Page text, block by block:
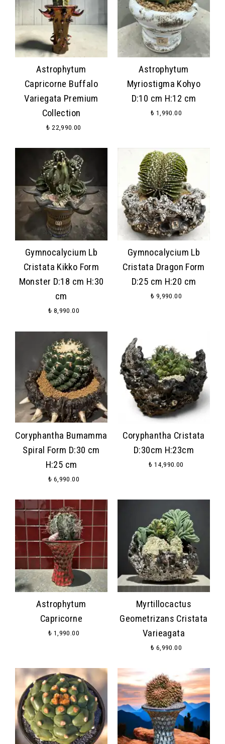
Astrophytum
Capricorne Buffalo
Variegata Premium
Collection
₺ 22,990.00
Astrophytum
Myriostigma Kohyo
D:10 cm H:12 cm
₺ 1,990.00
Gymnocalycium Lb
Cristata Kikko Form
Monster D:18 cm H:30
cm
₺ 8,990.00
Gymnocalycium Lb
Cristata Dragon Form
D:25 cm H:20 cm
₺ 9,990.00
Coryphantha Bumamma
Spiral Form D:30 cm
H:25 cm
₺ 6,990.00
Coryphantha Cristata
D:30cm H:23cm
₺ 14,990.00
Astrophytum
Capricorne
₺ 1,990.00
Myrtillocactus
Geometrizans Cristata
Varieagata
₺ 6,990.00